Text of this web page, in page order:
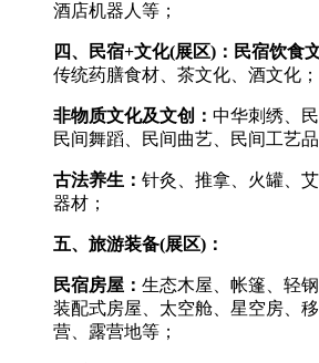
酒店机器人等；
四、民宿+文化(展区) ：民宿饮食
传统药膳食材、茶文化、酒文化；
非物质文化及文创： 中华刺绣、
民间舞蹈、民间曲艺、民间工艺品
古法养生： 针灸、推拿、火罐、
器材；
五、 旅游装备(展区) ：
民宿房屋： 生态木屋、帐篷、轻
装配式房屋、太空舱、星空房、
营、 露营地等 ；